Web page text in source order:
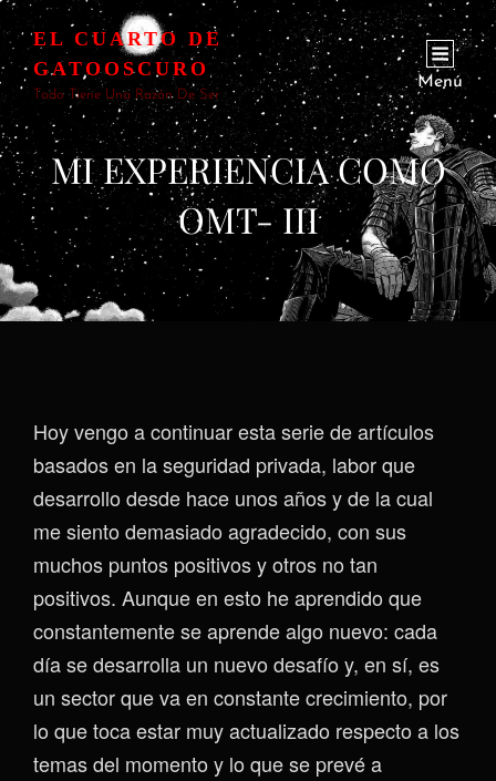
EL CUARTO DE
GATOOSCURO
Todo Tiene Una Razón De Ser
Menú
MI EXPERIENCIA COMO
OMT- III
Hoy vengo a continuar esta serie de artículos
basados en la seguridad privada, labor que
desarrollo desde hace unos años y de la cual
me siento demasiado agradecido, con sus
muchos puntos positivos y otros no tan
positivos. Aunque en esto he aprendido que
constantemente se aprende algo nuevo: cada
día se desarrolla un nuevo desafío y, en sí, es
un sector que va en constante crecimiento, por
lo que toca estar muy actualizado respecto a los
temas del momento y lo que se prevé a